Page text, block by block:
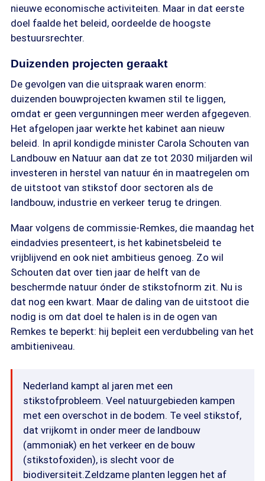
nieuwe economische activiteiten. Maar in dat eerste
doel faalde het beleid, oordeelde de hoogste
bestuursrechter.
Duizenden projecten geraakt
De gevolgen van die uitspraak waren enorm:
duizenden bouwprojecten kwamen stil te liggen,
omdat er geen vergunningen meer werden afgegeven.
Het afgelopen jaar werkte het kabinet aan nieuw
beleid. In april kondigde minister Carola Schouten van
Landbouw en Natuur aan dat ze tot 2030 miljarden wil
investeren in herstel van natuur én in maatregelen om
de uitstoot van stikstof door sectoren als de
landbouw, industrie en verkeer terug te dringen.
Maar volgens de commissie-Remkes, die maandag het
eindadvies presenteert, is het kabinetsbeleid te
vrijblijvend en ook niet ambitieus genoeg. Zo wil
Schouten dat over tien jaar de helft van de
beschermde natuur ónder de stikstofnorm zit. Nu is
dat nog een kwart. Maar de daling van de uitstoot die
nodig is om dat doel te halen is in de ogen van
Remkes te beperkt: hij bepleit een verdubbeling van het
ambitieniveau.
Nederland kampt al jaren met een
stikstofprobleem. Veel natuurgebieden kampen
met een overschot in de bodem. Te veel stikstof,
dat vrijkomt in onder meer de landbouw
(ammoniak) en het verkeer en de bouw
(stikstofoxiden), is slecht voor de
biodiversiteit.Zeldzame planten leggen het af